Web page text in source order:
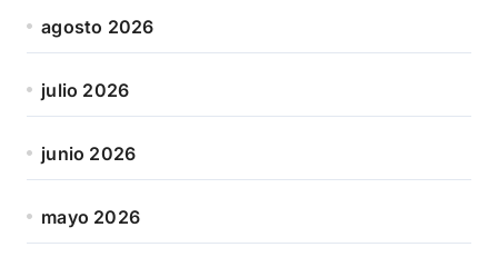
agosto 2026
julio 2026
junio 2026
mayo 2026